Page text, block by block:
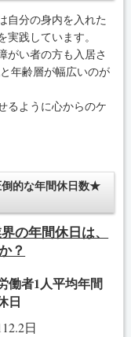
自分の身内を入れた
実践しています。
がい者の方も入居さ
年齢層が幅広いのが
るように心からのケ
的な年間休日数★
の年間休日は、
？
働者1人平均年間
日
日